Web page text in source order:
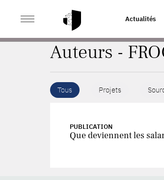
Actualités
ACCUEIL
Auteurs -
Tous Projets
PUBLICATION
Que deviennent les